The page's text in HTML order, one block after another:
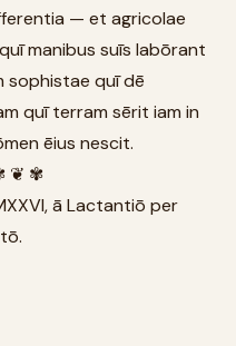
— et agricolae
manibus suīs labōrant
quī dē
quī terram sērit iam in
ēius nescit.
❦ ✾
ā Lactantiō per